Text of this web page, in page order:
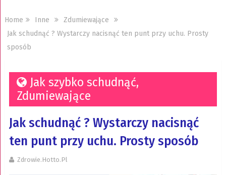
Home Inne
Zdumiewające
Jak schudnąć ? Wystarczy nacisnąć ten punt przy uchu. Prosty
sposób
Jak szybko schudnąć,
Zdumiewające
Jak schudnąć ? Wystarczy nacisnąć
ten punt przy uchu. Prosty sposób
Zdrowie.hotto.pl